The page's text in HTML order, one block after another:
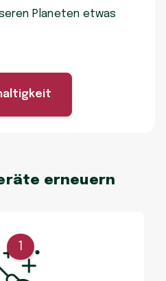
Planeten etwas
erneuern